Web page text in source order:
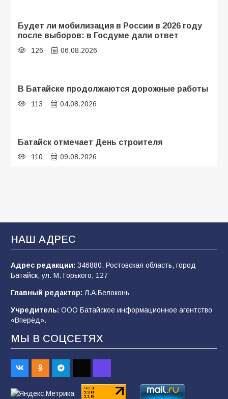
Будет ли мобилизация в России в 2026 году
после выборов: в Госдуме дали ответ
126 06.08.2026
В Батайске продолжаются дорожные работы
113 04.08.2026
Батайск отмечает День строителя
110 09.08.2026
Батайским спортсменам вручили награды
«Слухи — не указ»: почему разговоры о
07.08.2026
Командовал боем до последнего: герой
Евгений Остапенко
НАШ АДРЕС
Адрес редакции: 346880, Ростовская область, город
Батайск, ул. М. Горького, 127
Главный редактор: Л.А.Белоконь
Учредитель: ООО Батайское информационное агентство
«Вперёд».
МЫ В СОЦСЕТЯХ